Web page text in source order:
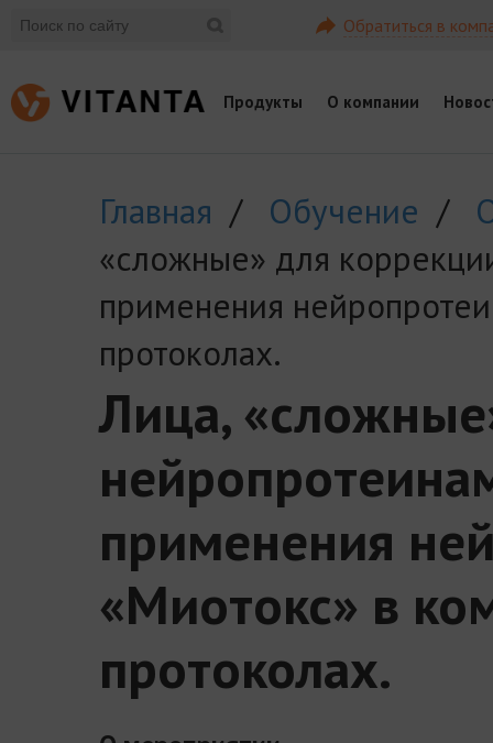
Обратиться в
Продукты О компании
Главная / Обучение /
«сложные» для
применения
протоколах.
Лица,
применения
«Миотокс» в
протоколах.